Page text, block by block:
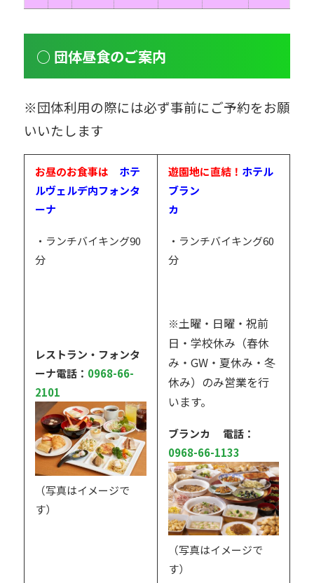
○ 団体昼食のご案内
※団体利用の際には必ず事前にご予約をお願
いいたします
お昼のお食事は ホテ
ルヴェルデ内フォンタ
ーナ
・ランチバイキング90
分
レストラン・フォンタ
ーナ電話： 0968-66-
2101
（写真はイメージで
す）
遊園地に直結！ ホテル
ブラン
カ
・ランチバイキング60
分
※土曜・日曜・祝前
日・学校休み（春休
み・GW・夏休み・冬
休み）のみ営業を行
います。
ブランカ 電話：
0968-66-1133
（写真はイメージで
す）